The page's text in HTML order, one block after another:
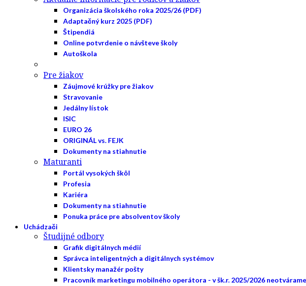
Organizácia školského roka 2025/26 (PDF)
Adaptačný kurz 2025 (PDF)
Štipendiá
Online potvrdenie o návšteve školy
Autoškola
Pre žiakov
Záujmové krúžky pre žiakov
Stravovanie
Jedálny lístok
ISIC
EURO 26
ORIGINÁL vs. FEJK
Dokumenty na stiahnutie
Maturanti
Portál vysokých škôl
Profesia
Kariéra
Dokumenty na stiahnutie
Ponuka práce pre absolventov školy
Uchádzači
Študijné odbory
Grafik digitálnych médií
Správca inteligentných a digitálnych systémov
Klientsky manažér pošty
Pracovník marketingu mobilného operátora - v šk.r. 2025/2026 neotvárame